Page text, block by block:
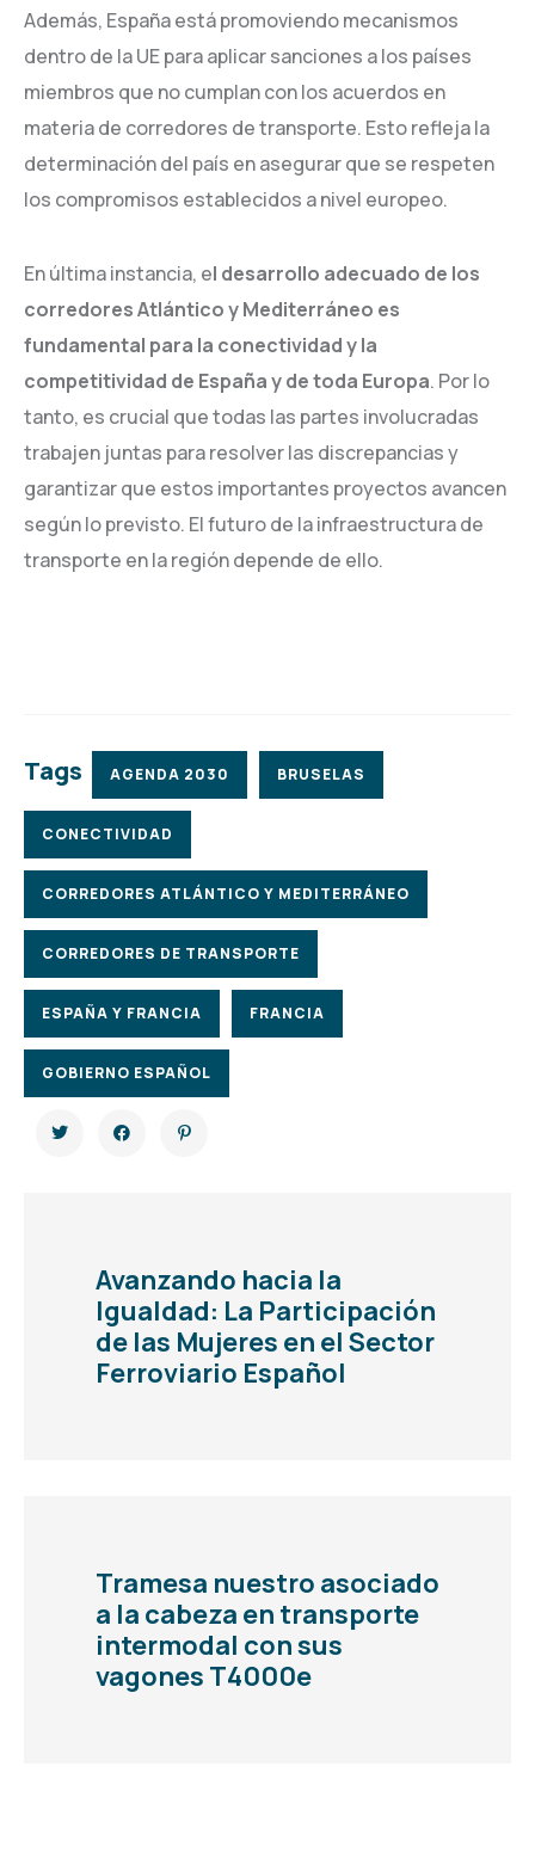
Además, España está promoviendo mecanismos
dentro de la UE para aplicar sanciones a los países
miembros que no cumplan con los acuerdos en
materia de corredores de transporte. Esto refleja la
determinación del país en asegurar que se respeten
los compromisos establecidos a nivel europeo.
En última instancia, el desarrollo adecuado de los
corredores Atlántico y Mediterráneo es
fundamental para la conectividad y la
competitividad de España y de toda Europa. Por lo
tanto, es crucial que todas las partes involucradas
trabajen juntas para resolver las discrepancias y
garantizar que estos importantes proyectos avancen
según lo previsto. El futuro de la infraestructura de
transporte en la región depende de ello.
Tags AGENDA 2030 BRUSELAS
CONECTIVIDAD
CORREDORES ATLÁNTICO Y MEDITERRÁNEO
CORREDORES DE TRANSPORTE
ESPAÑA Y FRANCIA FRANCIA
GOBIERNO ESPAÑOL
Avanzando hacia la
Igualdad: La Participación
de las Mujeres en el Sector
Ferroviario Español
Tramesa nuestro asociado
a la cabeza en transporte
intermodal con sus
vagones T4000e